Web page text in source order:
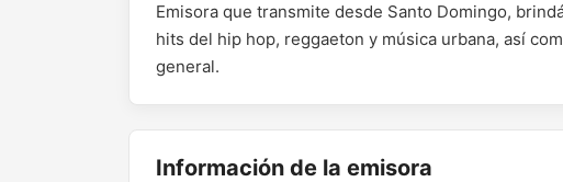
Emisora que transmite desde Santo Domingo,
hits del hip hop, reggaeton y música urbana, así
general.
Información de la emisora